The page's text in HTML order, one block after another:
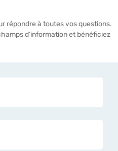
répondre à toutes vos questions.
d’information et bénéficiez